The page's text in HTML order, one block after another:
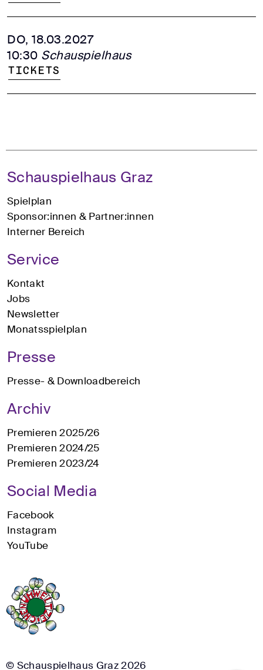
DO, 18.03.2027
10:30 Schauspielhaus
Tickets
Schauspielhaus Graz
Spielplan
Sponsor:innen & Partner:innen
Interner Bereich
Service
Kontakt
Jobs
Newsletter
Monatsspielplan
Presse
Presse- & Downloadbereich
Archiv
Premieren 2025/26
Premieren 2024/25
Premieren 2023/24
Social Media
Facebook
Instagram
YouTube
© Schauspielhaus Graz 2026